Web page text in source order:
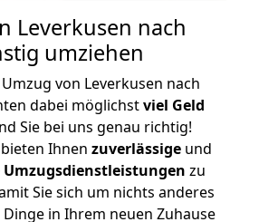
Leverkusen nach
umziehen
von Leverkusen nach
dabei möglichstviel Geld
Sie bei uns genau richtig!
Ihnen zuverlässige und
zu
Sie sich um nichts anderes
in Ihrem neuen Zuhause